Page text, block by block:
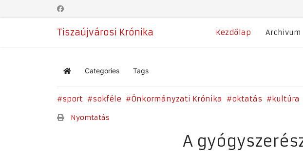
Tiszaújvárosi Krónika Kezdőlap Archivum
Home Categories Tags
sport sokféle Önkormányzati Krónika oktatás kultúra
Nyomtatás
A